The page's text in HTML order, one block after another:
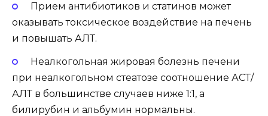
Прием антибиотиков и статинов может
оказывать токсическое воздействие на печень
и повышать АЛТ.
Неалкогольная жировая болезнь печени
при неалкогольном стеатозе соотношение АСТ/
АЛТ в большинстве случаев ниже 1:1, а
билирубин и альбумин нормальны.